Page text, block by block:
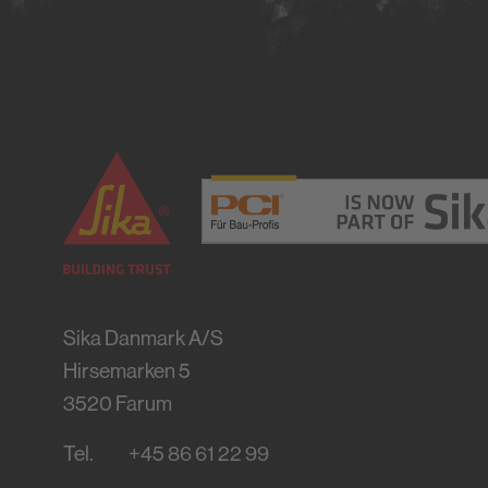
Sika Danmark A/S
Hirsemarken 5
3520 Farum
Tel. +45 86 61 22 99